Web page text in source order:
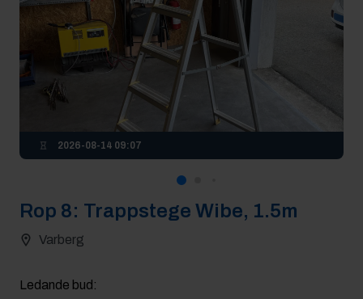
2026-08-14 09:07
Rop 8: Trappstege Wibe, 1.5m
Varberg
Ledande bud :